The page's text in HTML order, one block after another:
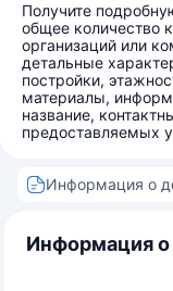
Получите
общее количество
организаций или
детальные
постройки,
материалы,
название,
предоставляемых
Информация о
Информация